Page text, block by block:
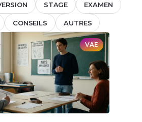
STAGE EXAMEN
CONSEILS AUTRES
VAE